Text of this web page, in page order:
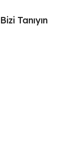
Bizi Tanıyın